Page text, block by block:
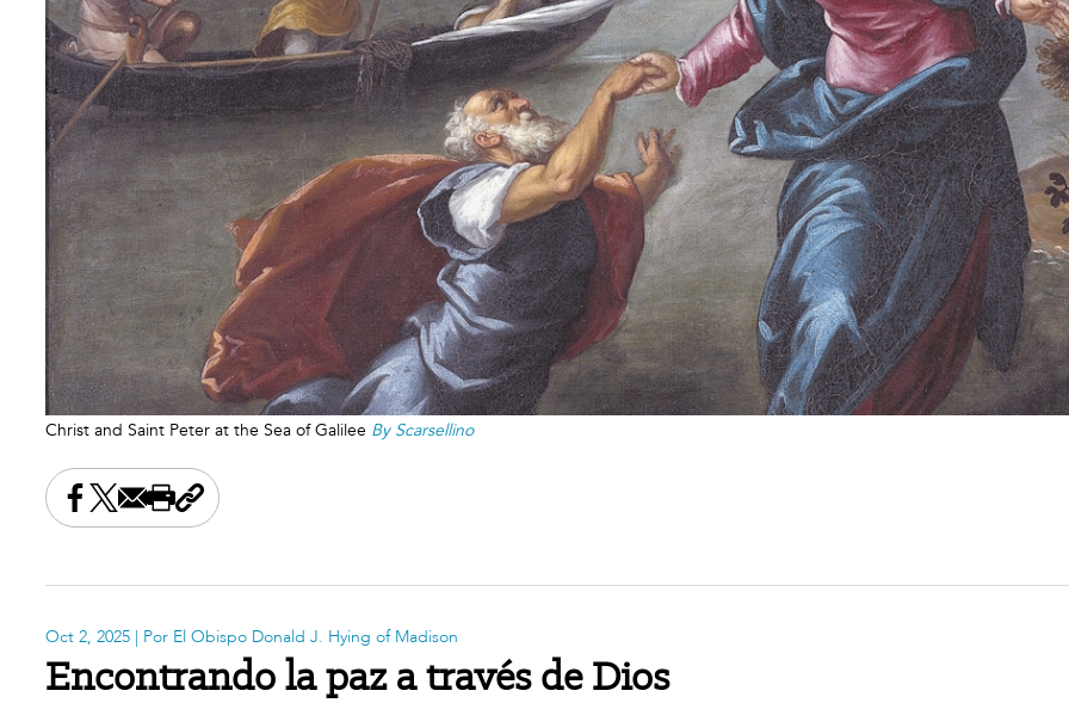
Christ and Saint Peter at the Sea of Galilee By Scarsellino
Share this on Facebook
Share this on X
Share this by email
Print this page
Copy the page address
Oct 2, 2025 | Por El Obispo Donald J. Hying of Madison
Encontrando la paz a través de Dios